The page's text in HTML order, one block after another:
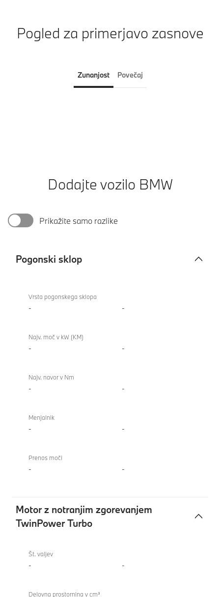
Pogled za primerjavo zasnove
Zunanjost Povečaj
Dodajte vozilo BMW
Prikažite samo razlike
Pogonski sklop
sklopGran
Coupé
Vrsta pogonskega sklopa
- -
Najv. moč v kW (KM)
- -
Najv. navor v Nm
- -
Menjalnik
- -
Prenos moči
- -
Motor z notranjim zgorevanjem
TwinPower Turbo
notranjim
Gran
Coupé
Št. valjev
- -
Delovna prostornina v cm³